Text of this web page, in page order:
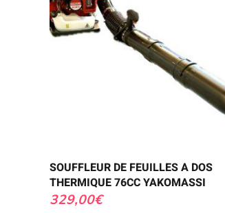
SOUFFLEUR DE FEUILLES A DOS
THERMIQUE 76CC YAKOMASSI
329,00€